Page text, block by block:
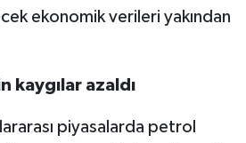
ekonomik verileri yakından
kaygılar azaldı
piyasalarda petrol